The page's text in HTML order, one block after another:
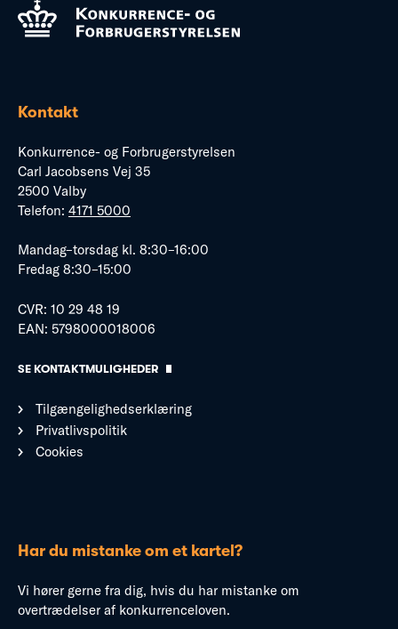
Kontakt
Konkurrence- og Forbrugerstyrelsen
Carl Jacobsens Vej 35
2500 Valby
Telefon: 4171 5000
Mandag–torsdag kl. 8:30–16:00
Fredag 8:30–15:00
CVR: 10 29 48 19
EAN: 5798000018006
SE KONTAKTMULIGHEDER
Tilgængelighedserklæring
Privatlivspolitik
Cookies
Har du mistanke om et kartel?
Vi hører gerne fra dig, hvis du har mistanke om
overtrædelser af konkurrenceloven.